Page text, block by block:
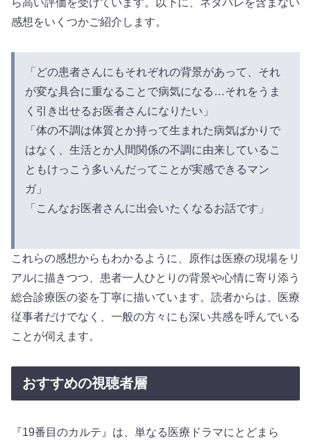
ら高い評価を受けています。以下に、ネタバレを含まない
感想をいくつかご紹介します。
「どの患者さんにもそれぞれの背景があって、それ
が変な具合に重なることで病気になる…それをうま
く引き出せるお医者さんになりたい」
「体の不調は体質とか持って生まれた病気ばかりで
はなく、生活とか人間関係の不調に由来しているこ
ともけっこう多いんだってことが実感できるマン
ガ」
「こんなお医者さんに出会いたくなるお話です」
これらの感想からもわかるように、原作は医療の現場をリ
アルに描きつつ、患者一人ひとりの背景や心情に寄り添う
総合診療医の姿を丁寧に描いています。読者からは、医療
従事者だけでなく、一般の方々にも深い共感を呼んでいる
ことが伺えます。
おすすめの視聴者層
『19番目のカルテ』は、単なる医療ドラマにとどまら